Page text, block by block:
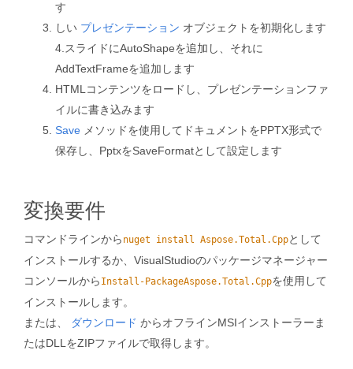
す
しい プレゼンテーション オブジェクトを初期化します
4.スライドにAutoShapeを追加し、それに
AddTextFrameを追加します
HTMLコンテンツをロードし、プレゼンテーションファ
イルに書き込みます
Save メソッドを使用してドキュメントをPPTX形式で
保存し、PptxをSaveFormatとして設定します
変換要件
コマンドラインから nuget install Aspose.Total.Cppとして
インストールするか、VisualStudioのパッケージマネージャー
コンソールから Install-PackageAspose.Total.Cppを使用して
インストールします。
または、
ダウンロード からオフラインMSIインストーラーま
たはDLLをZIPファイルで取得します。